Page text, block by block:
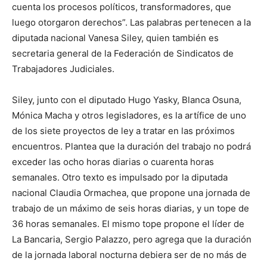
cuenta los procesos políticos, transformadores, que
luego otorgaron derechos”. Las palabras pertenecen a la
diputada nacional Vanesa Siley, quien también es
secretaria general de la Federación de Sindicatos de
Trabajadores Judiciales.
Siley, junto con el diputado Hugo Yasky, Blanca Osuna,
Mónica Macha y otros legisladores, es la artífice de uno
de los siete proyectos de ley a tratar en las próximos
encuentros. Plantea que la duración del trabajo no podrá
exceder las ocho horas diarias o cuarenta horas
semanales. Otro texto es impulsado por la diputada
nacional Claudia Ormachea, que propone una jornada de
trabajo de un máximo de seis horas diarias, y un tope de
36 horas semanales. El mismo tope propone el líder de
La Bancaria, Sergio Palazzo, pero agrega que la duración
de la jornada laboral nocturna debiera ser de no más de